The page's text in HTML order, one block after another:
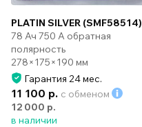
PLATIN SILVER (SMF58514)
78 Ач 750 А обратная
полярность
278×175×190 мм
Гарантия 24 мес.
11 100 р. с обменом
12 000 р.
в наличии